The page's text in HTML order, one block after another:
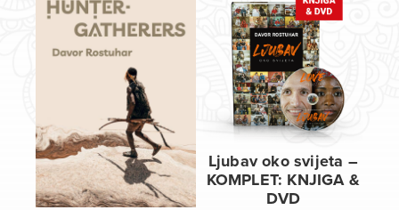
Ljubav oko svijeta –
KOMPLET: KNJIGA &
DVD